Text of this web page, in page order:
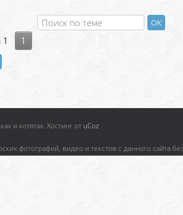
1 1
и котятах. Хостинг от uCoz
фотографий, видео и текстов с данного сайта